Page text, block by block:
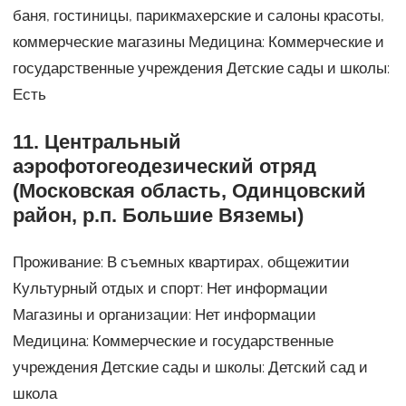
баня, гостиницы, парикмахерские и салоны красоты,
коммерческие магазины Медицина: Коммерческие и
государственные учреждения Детские сады и школы:
Есть
11. Центральный
аэрофотогеодезический отряд
(Московская область, Одинцовский
район, р.п. Большие Вяземы)
Проживание: В съемных квартирах, общежитии
Культурный отдых и спорт: Нет информации
Магазины и организации: Нет информации
Медицина: Коммерческие и государственные
учреждения Детские сады и школы: Детский сад и
школа